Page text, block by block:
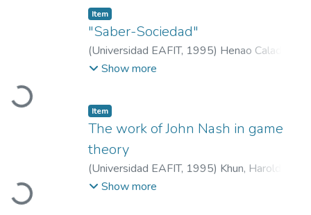
Loading...
Item
"Saber-Sociedad"
(Universidad EAFIT, 1995) Henao Calad,
Mónica;Universidad EAFIT
Show more
Loading...
Item
The work of John Nash in game
theory
(Universidad EAFIT, 1995) Khun, Harold
Universidad EAFIT
Show more